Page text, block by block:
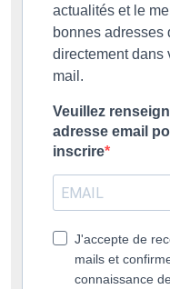
actualités et le
bonnes adresses
directement dans
mail.
Veuillez
adresse email
inscrire
J'accepte de
mails et
connaissance